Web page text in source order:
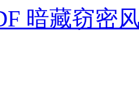
暗藏窃密